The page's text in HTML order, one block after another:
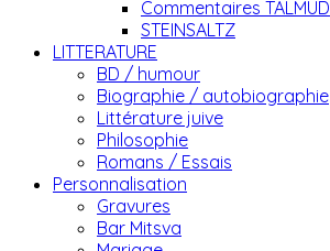
Commentaires TALMUD
STEINSALTZ
LITTERATURE
BD / humour
Biographie / autobiographie
Littérature juive
Philosophie
Romans / Essais
Personnalisation
Gravures
Bar Mitsva